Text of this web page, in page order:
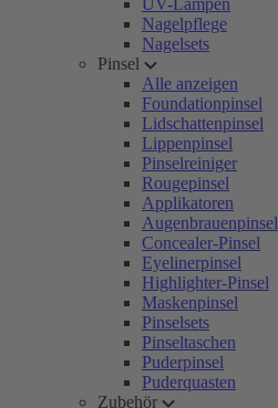
UV-Lampen
Nagelpflege
Nagelsets
Pinsel
Alle anzeigen
Foundationpinsel
Lidschattenpinsel
Lippenpinsel
Pinselreiniger
Rougepinsel
Applikatoren
Augenbrauenpinsel
Concealer-Pinsel
Eyelinerpinsel
Highlighter-Pinsel
Maskenpinsel
Pinselsets
Pinseltaschen
Puderpinsel
Puderquasten
Zubehör